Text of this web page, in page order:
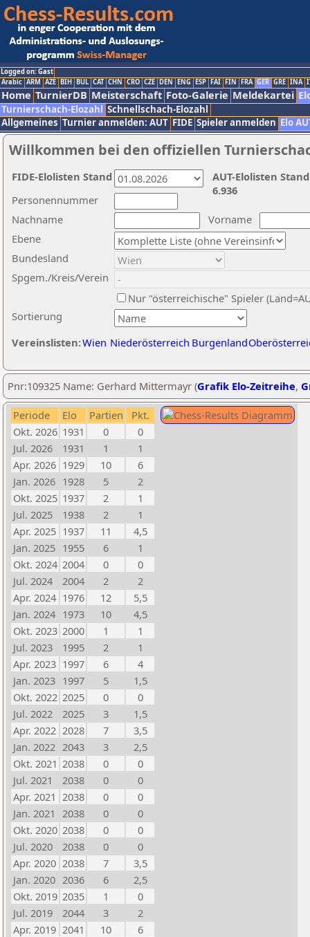
Logged on: Gast
Arabic ARM AZE BIH BUL CAT CHN CRO CZE DEN ENG ESP FAI FIN FRA GER GRE INA
Home TurnierDB Meisterschaft Foto-Galerie Meldekartei
Turnierschach-Elozahl Schnellschach-Elozahl
Allgemeines Turnier anmelden: AUT FIDE Spieler anmelden Elo
Willkommen bei den offiziellen
Nachname
Vorname
Ebene
Sortierung
Personennummer
Bundesland
Spgem./Kreis/Verein
Nur "österreichische" Spieler
Vereinslisten:Wien Niederösterreich Burgenland
AUT-Elolisten
6.936
FIDE-Elolisten Stand
Pnr:109325 Name: Gerhard Mittermayr (Grafik Elo-Zeitreihe,
Periode Elo Partien
Pkt.
Okt. 2026 1931 0
0
Jul. 2026
1931 1
1
Apr. 2026 1929 10
6
Jan. 2026 1928 5
2
Okt. 2025 1937 2
1
Jul. 2025
1938 2
1
Apr. 2025 1937 11
4,5
Jan. 2025 1955 6
1
Okt. 2024 2004 0
0
Jul. 2024
2004 2
2
Apr. 2024 1976 12
5,5
Jan. 2024 1973 10
4,5
Okt. 2023 2000 1
1
Jul. 2023
1995 2
1
Apr. 2023 1997 6
4
Jan. 2023 1997 5
1,5
Okt. 2022 2025 0
0
Jul. 2022
2025 3
1,5
Apr. 2022 2028 7
3,5
Jan. 2022 2043 3
2,5
Okt. 2021 2038 0
0
Jul. 2021
2038 0
0
Apr. 2021 2038 0
0
Jan. 2021 2038 0
0
Okt. 2020 2038 0
0
Jul. 2020
2038 0
0
Apr. 2020 2038 7
3,5
Jan. 2020 2036 6
2,5
Okt. 2019 2035 1
0
Jul. 2019
2044 3
2
Apr. 2019 2041 10
6